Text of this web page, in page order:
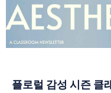
플로럴 감성 시즌 클